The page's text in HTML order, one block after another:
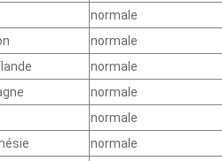
normale
normale
normale
normale
normale
normale